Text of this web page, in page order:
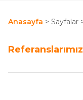
Anasayfa Sayfalar
Referanslarımız